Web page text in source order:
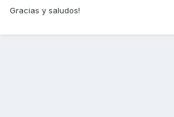
Gracias y saludos!